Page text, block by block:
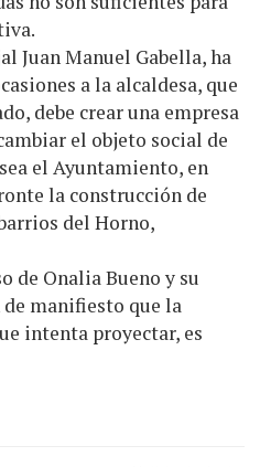
Manuel Gabella, ha
a la alcaldesa, que
debe crear una empresa
el objeto social de
el Ayuntamiento, en
la construcción de
del Horno,
Onalia Bueno y su
manifiesto que la
intenta proyectar, es